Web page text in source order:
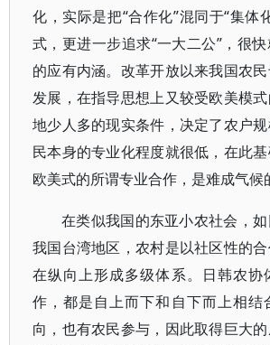
化，实际是把“合作化”混同于“集体
式，更进一步追求“一大二公”，很
的应有内涵。改革开放以来我国农
发展，在指导思想上又较受欧美模
地少人多的现实条件，决定了农户
民本身的专业化程度就很低，在此
欧美式的所谓专业合作，是难成气候
在类似我国的东亚小农社会，
我国台湾地区，农村是以社区性的
在纵向上形成多级体系。日韩农协
作，都是自上而下和自下而上相结
向，也有农民参与，因此取得巨大